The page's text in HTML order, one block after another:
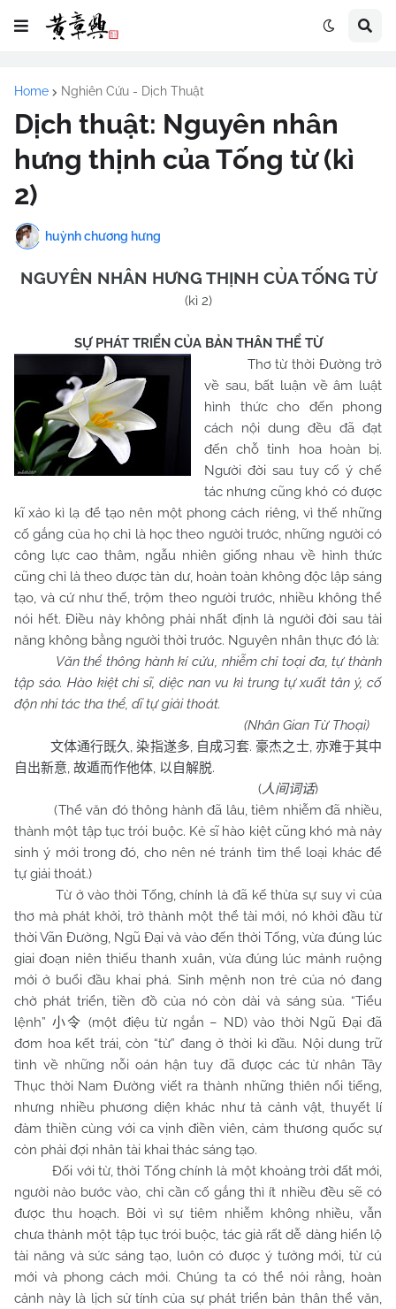
Home Nghiên Cứu - Dịch Thuật
Dịch thuật: Nguyên nhân
hưng thịnh của Tống từ (kì
2)
huỳnh chương hưng
NGUYÊN NHÂN HƯNG THỊNH CỦA TỐNG TỪ
(kì 2)
SỰ PHÁT TRIỂN CỦA BẢN THÂN THỂ TỪ
Thơ từ thời Đường trở
về sau, bất luận về âm luật
hình thức cho đến phong
cách nội dung đều đã đạt
đến chỗ tinh hoa hoàn bị.
Người đời sau tuy cố ý chế
tác nhưng cũng khó có được
kĩ xảo kì lạ để tạo nên một phong cách riêng, vì thế những
cố gắng của họ chỉ là học theo người trước, những người có
công lực cao thâm, ngẫu nhiên giống nhau về hình thức
cũng chỉ là theo được tàn dư, hoàn toàn không độc lập sáng
tạo, và cứ như thế, trộm theo người trước, nhiều không thể
nói hết. Điều này không phải nhất định là người đời sau tài
năng không bằng người thời trước. Nguyên nhân thực đó là:
Văn thể thông hành kí cửu, nhiễm chỉ toại đa, tự thành
tập sáo. Hào kiệt chi sĩ, diệc nan vu kì trung tự xuất tân ý, cố
độn nhi tác tha thể, dĩ tự giải thoát.
(Nhân Gian Từ Thoại)
文体通行既久 ,染指遂多, 自成习套. 豪杰之士, 亦难于其中
自出新意, 故遁而作他体, 以自解脱.
(人间词话)
(Thể văn đó thông hành đã lâu, tiêm nhiễm đã nhiều,
thành một tập tục trói buộc. Kẻ sĩ hào kiệt cũng khó mà nảy
sinh ý mới trong đó, cho nên né tránh tìm thể loại khác để
tự giải thoát.)
Từ ở vào thời Tống, chính là đã kế thừa sự suy vi của
thơ mà phát khởi, trở thành một thể tài mới, nó khởi đầu từ
thời Vãn Đường, Ngũ Đại và vào đến thời Tống, vừa đúng lúc
giai đoạn niên thiếu thanh xuân, vừa đúng lúc mảnh ruộng
mới ở buổi đầu khai phá. Sinh mệnh non trẻ của nó đang
chờ phát triển, tiền đồ của nó còn dài và sáng sủa. “Tiểu
lệnh” 小令 (một điệu từ ngắn – ND) vào thời Ngũ Đại đã
đơm hoa kết trái, còn “từ” đang ở thời kì đầu. Nội dung trữ
tình về những nỗi oán hận tuy đã được các từ nhân Tây
Thục thời Nam Đường viết ra thành những thiên nổi tiếng,
nhưng nhiều phương diện khác như tả cảnh vật, thuyết lí
đàm thiền cùng với ca vịnh điền viên, cảm thương quốc sự
còn phải đợi nhân tài khai thác sáng tạo.
Đối với từ, thời Tống chính là một khoảng trời đất mới,
người nào bước vào, chỉ cần cố gắng thì ít nhiều đều sẽ có
được thu hoạch. Bởi vì sự tiêm nhiễm không nhiều, vẫn
chưa thành một tập tục trói buộc, tác giả rất dễ dàng hiển lộ
tài năng và sức sáng tạo, luôn có được ý tưởng mới, từ cú
mới và phong cách mới. Chúng ta có thể nói rằng, hoàn
cảnh này là lịch sử tính của sự phát triển bản thân thể văn,